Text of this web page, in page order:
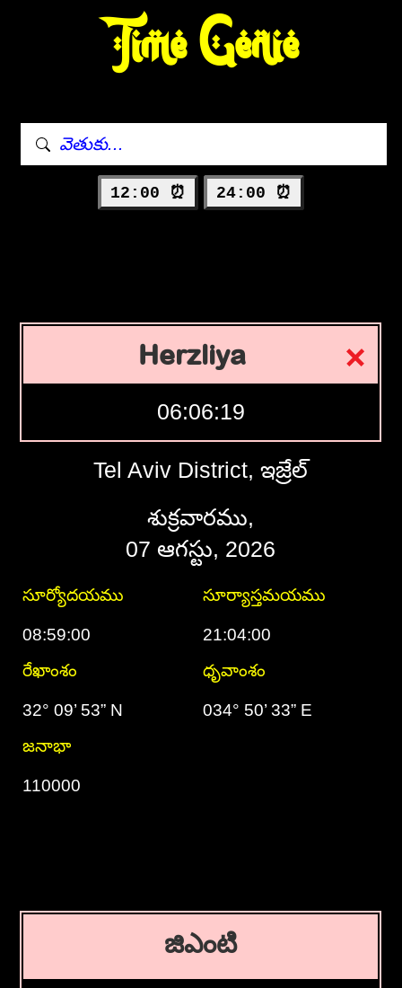
Time Genie
12:00 ⏰ 24:00 ⏰
Herzliya
06:06:19
Tel Aviv District, ఇజ్రేల్
శుక్రవారము,
07 ఆగస్టు, 2026
సూర్యోదయము సూర్యాస్తమయము
08:59:00
21:04:00
రేఖాంశం
ధృవాంశం
32° 09’ 53” N
034° 50’ 33” E
జనాభా
110000
జిఎంటి